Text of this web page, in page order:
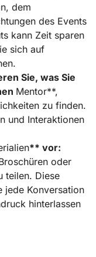
dem
des Events
kann Zeit sparen
sich auf
Sie, was Sie
Mentor**,
zu finden.
und Interaktionen
** vor:
oder
teilen. Diese
jede Konversation
hinterlassen